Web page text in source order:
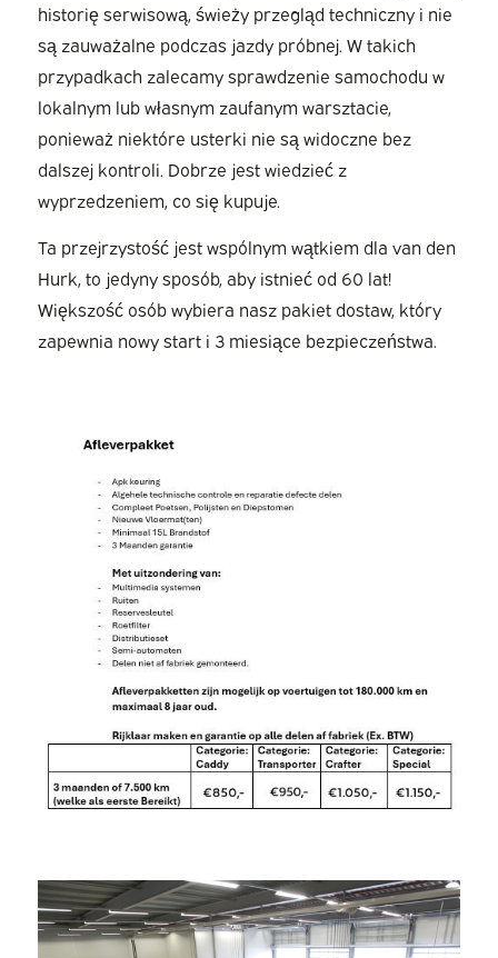
historię serwisową, świeży przegląd techniczny i nie
są zauważalne podczas jazdy próbnej. W takich
przypadkach zalecamy sprawdzenie samochodu w
lokalnym lub własnym zaufanym warsztacie,
ponieważ niektóre usterki nie są widoczne bez
dalszej kontroli. Dobrze jest wiedzieć z
wyprzedzeniem, co się kupuje.
Ta przejrzystość jest wspólnym wątkiem dla van den
Hurk, to jedyny sposób, aby istnieć od 60 lat!
Większość osób wybiera nasz pakiet dostaw, który
zapewnia nowy start i 3 miesiące bezpieczeństwa.